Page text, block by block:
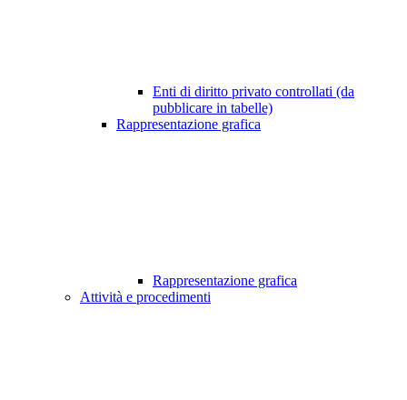
Enti di diritto privato controllati (da
pubblicare in tabelle)
Rappresentazione grafica
Rappresentazione grafica
Attività e procedimenti